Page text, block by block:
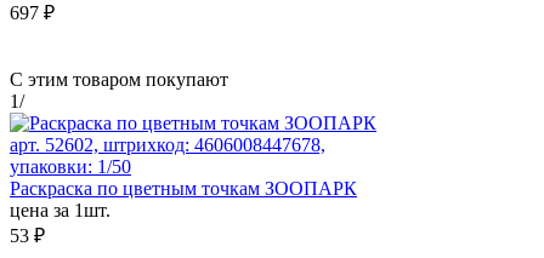
697 ₽
С этим товаром покупают
1/
арт. 52602, штрихкод: 4606008447678,
упаковки: 1/50
Раскраска по цветным точкам ЗООПАРК
цена за 1шт.
53 ₽